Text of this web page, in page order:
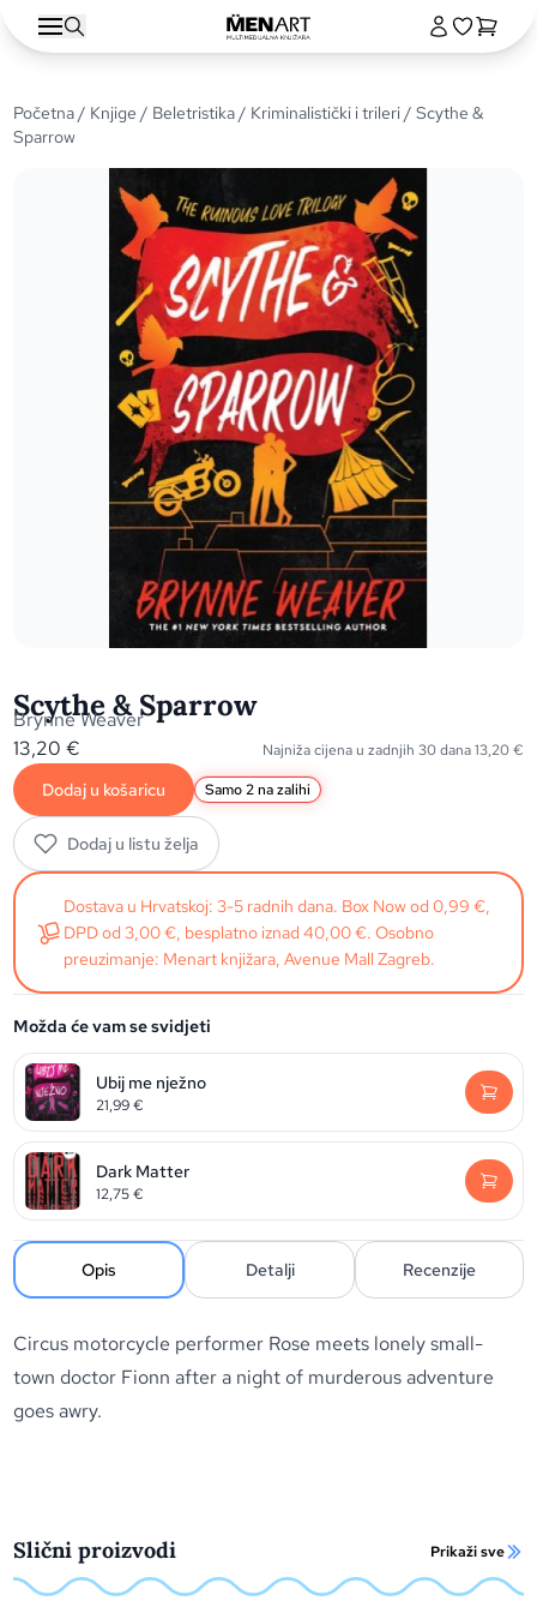
Početna/ Knjige / Beletristika/ Kriminalistički i trileri/ Scythe &
Sparrow
Scythe & Sparrow
Brynne Weaver
13,20€ Najniža cijena u zadnjih 30 dana13,20€
Dodaj u košaricu Samo 2 na zalihi
Dodaj u listu želja
Dostava u Hrvatskoj: 3-5 radnih dana. Box Now od 0,99 €,
DPD od 3,00 €, besplatno iznad 40,00 €. Osobno
preuzimanje: Menart knjižara, Avenue Mall Zagreb.
Možda će vam se svidjeti
Ubij me nježno
21,99€
Dark Matter
12,75€
Opis Detalji Recenzije
Circus motorcycle performer Rose meets lonely small-
town doctor Fionn after a night of murderous adventure
goes awry.
Slični proizvodi Prikaži sve